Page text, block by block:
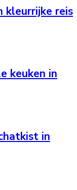
kleurrijke reis
keuken in
in